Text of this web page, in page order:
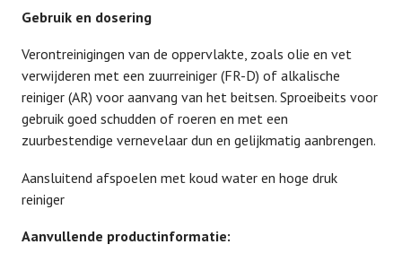
Gebruik en dosering
Verontreinigingen van de oppervlakte, zoals olie en vet
verwijderen met een zuurreiniger (FR-D) of alkalische
reiniger (AR) voor aanvang van het beitsen. Sproeibeits voor
gebruik goed schudden of roeren en met een
zuurbestendige vernevelaar dun en gelijkmatig aanbrengen.
Aansluitend afspoelen met koud water en hoge druk
reiniger
Aanvullende productinformatie: